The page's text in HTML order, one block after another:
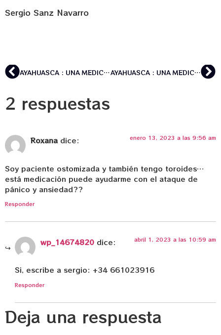
Sergio Sanz Navarro
AYAHUASCA : UNA MEDICINA POLIVALENTE AYAHUASCA : UNA MEDICINA POLIVALENTE
2 respuestas
Roxana dice: enero 13, 2023 a las 9:56 am
Soy paciente ostomizada y también tengo toroides…
está medicación puede ayudarme con el ataque de
pánico y ansiedad??
Responder
wp_14674820 dice: abril 1, 2023 a las 10:59 am
Si, escribe a sergio: +34 661023916
Responder
Deja una respuesta